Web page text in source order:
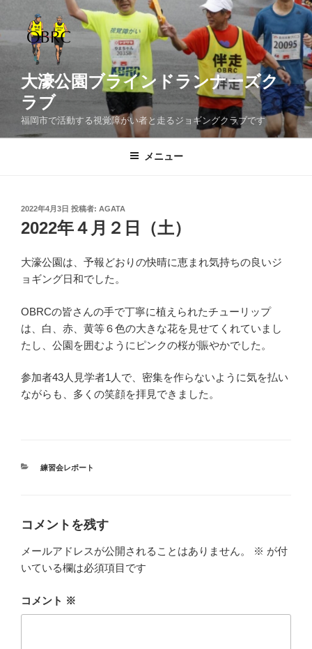
テ
ッ
大濠公園ブラインドランナーズク
ラブ
福岡市で活動する視覚障がい者と走るジョギングクラブです
メニュー
投
稿
日:
2022年4月3日 投稿者: AGATA
2022年４月２日（土）
大濠公園は、予報どおりの快晴に恵まれ気持ちの良いジ
ョギング日和でした。
OBRCの皆さんの手で丁寧に植えられたチューリップ
は、白、赤、黄等６色の大きな花を見せてくれていまし
たし、公園を囲むようにピンクの桜が賑やかでした。
参加者43人見学者1人で、密集を作らないように気を払い
ながらも、多くの笑顔を拝見できました。
カ
練習会レポート
コメントを残す
メールアドレスが公開されることはありません。 ※ が付
いている欄は必須項目です
コメント ※